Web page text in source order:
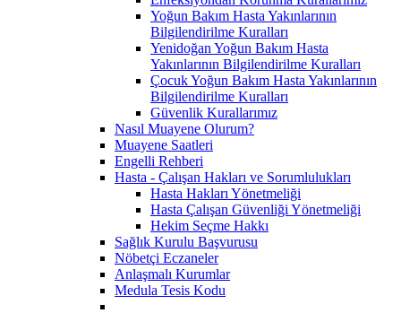
Yoğun Bakım Hasta Yakınlarının
Bilgilendirilme Kuralları
Yenidoğan Yoğun Bakım Hasta
Yakınlarının Bilgilendirilme Kuralları
Çocuk Yoğun Bakım Hasta Yakınlarının
Bilgilendirilme Kuralları
Güvenlik Kurallarımız
Nasıl Muayene Olurum?
Muayene Saatleri
Engelli Rehberi
Hasta - Çalışan Hakları ve Sorumlulukları
Hasta Hakları Yönetmeliği
Hasta Çalışan Güvenliği Yönetmeliği
Hekim Seçme Hakkı
Sağlık Kurulu Başvurusu
Nöbetçi Eczaneler
Anlaşmalı Kurumlar
Medula Tesis Kodu